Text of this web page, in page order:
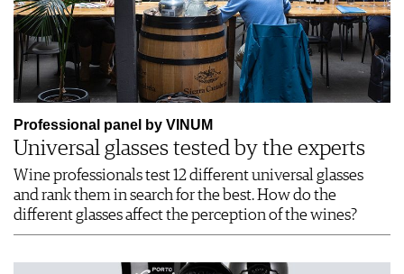
Professional panel by VINUM
Universal glasses tested by the experts
Wine professionals test 12 different universal glasses
and rank them in search for the best. How do the
different glasses affect the perception of the wines?